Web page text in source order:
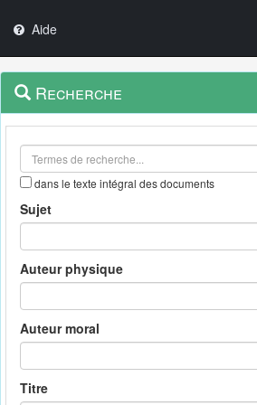
Aide
Navigation
outils
Menu
contextuel
Recherche
dans le texte intégral des documents
Sujet
Auteur physique
Auteur moral
Titre